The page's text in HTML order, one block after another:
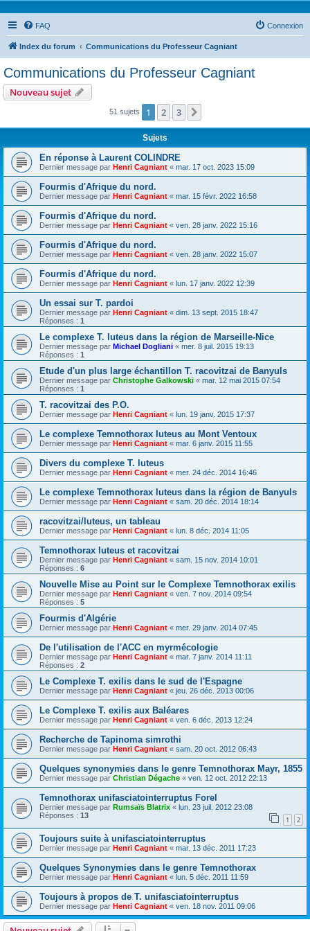
FAQ Connexion
Index du forum Communications du Professeur Cagniant
Communications du Professeur Cagniant
Nouveau sujet
51 sujets 1 2 3
Sujets
En réponse à Laurent COLINDRE
Dernier message par Henri Cagniant « mar. 17 oct. 2023 15:09
Fourmis d'Afrique du nord.
Dernier message par Henri Cagniant « mar. 15 févr. 2022 16:58
Fourmis d'Afrique du nord.
Dernier message par Henri Cagniant « ven. 28 janv. 2022 15:16
Fourmis d'Afrique du nord.
Dernier message par Henri Cagniant « ven. 28 janv. 2022 15:07
Fourmis d'Afrique du nord.
Dernier message par Henri Cagniant « lun. 17 janv. 2022 12:39
Un essai sur T. pardoi
Dernier message par Henri Cagniant « dim. 13 sept. 2015 18:47
Réponses : 1
Le complexe T. luteus dans la région de Marseille-Nice
Dernier message par Michael Dogliani « mer. 8 juil. 2015 19:13
Réponses : 1
Etude d'un plus large échantillon T. racovitzai de Banyuls
Dernier message par Christophe Galkowski « mar. 12 mai 2015 07:54
Réponses : 1
T. racovitzai des P.O.
Dernier message par Henri Cagniant « lun. 19 janv. 2015 17:37
Le complexe Temnothorax luteus au Mont Ventoux
Dernier message par Henri Cagniant « mar. 6 janv. 2015 11:55
Divers du complexe T. luteus
Dernier message par Henri Cagniant « mer. 24 déc. 2014 16:46
Le complexe Temnothorax luteus dans la région de Banyuls
Dernier message par Henri Cagniant « sam. 20 déc. 2014 18:14
racovitzai/luteus, un tableau
Dernier message par Henri Cagniant « lun. 8 déc. 2014 11:05
Temnothorax luteus et racovitzai
Dernier message par Henri Cagniant « sam. 15 nov. 2014 10:01
Réponses : 6
Nouvelle Mise au Point sur le Complexe Temnothorax exilis
Dernier message par Henri Cagniant « ven. 7 nov. 2014 09:54
Réponses : 5
Fourmis d'Algérie
Dernier message par Henri Cagniant « mer. 29 janv. 2014 07:45
De l'utilisation de l'ACC en myrmécologie
Dernier message par Henri Cagniant « mar. 7 janv. 2014 11:11
Réponses : 2
Le Complexe T. exilis dans le sud de l'Espagne
Dernier message par Henri Cagniant « jeu. 26 déc. 2013 00:06
Le Complexe T. exilis aux Baléares
Dernier message par Henri Cagniant « ven. 6 déc. 2013 12:24
Recherche de Tapinoma simrothi
Dernier message par Henri Cagniant « sam. 20 oct. 2012 06:43
Quelques synonymies dans le genre Temnothorax Mayr, 1855
Dernier message par Christian Dégache « ven. 12 oct. 2012 22:13
Temnothorax unifasciatointerruptus Forel
Dernier message par Rumsaïs Blatrix « lun. 23 juil. 2012 23:08
Réponses : 13 1 2
Toujours suite à unifasciatointerruptus
Dernier message par Henri Cagniant « mar. 13 déc. 2011 17:23
Quelques Synonymies dans le genre Temnothorax
Dernier message par Henri Cagniant « lun. 5 déc. 2011 11:59
Toujours à propos de T. unifasciatointerruptus
Dernier message par Henri Cagniant « ven. 18 nov. 2011 09:06